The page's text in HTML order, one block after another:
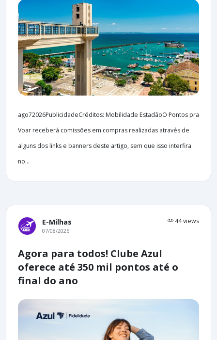
ago72026PublicidadeCréditos: Mobilidade EstadãoO Pontos pra
Voar receberá comissões em compras realizadas através de
alguns dos links e banners deste artigo, sem que isso interfira
no...
E-Milhas 44 views
07/08/2026
Agora para todos! Clube Azul
oferece até 350 mil pontos até o
final do ano